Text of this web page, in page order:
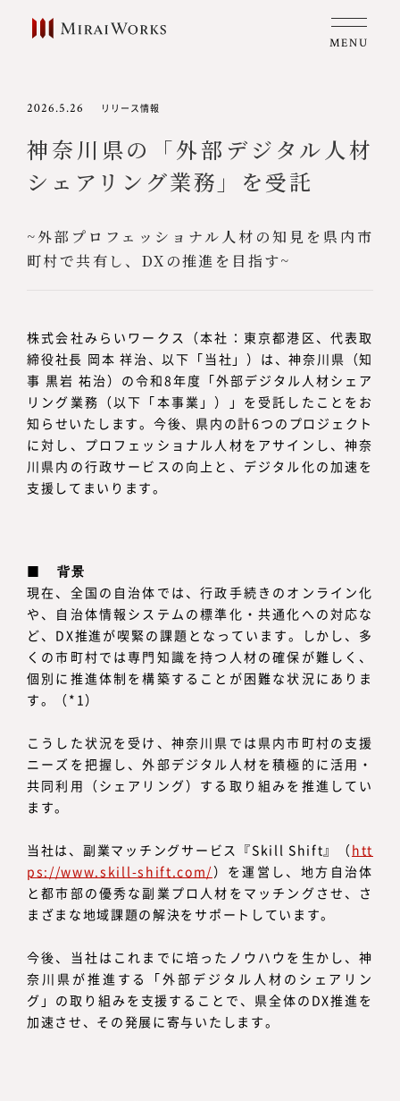
MENU
2026.5.26 リリース情報
神奈川県の「外部デジタル人材
シェアリング業務」を受託
~外部プロフェッショナル人材の知見を県内市
町村で共有し、DXの推進を目指す~
株式会社みらいワークス（本社：東京都港区、代表取
締役社長 岡本 祥治、以下「当社」）は、神奈川県（知
事 黒岩 祐治）の令和8年度「外部デジタル人材シェア
リング業務（以下「本事業」）」を受託したことをお
知らせいたします。今後、県内の計6つのプロジェクト
に対し、プロフェッショナル人材をアサインし、神奈
川県内の行政サービスの向上と、デジタル化の加速を
支援してまいります。
■背景
現在、全国の自治体では、行政手続きのオンライン化
や、自治体情報システムの標準化・共通化への対応な
ど、DX推進が喫緊の課題となっています。しかし、多
くの市町村では専門知識を持つ人材の確保が難しく、
個別に推進体制を構築することが困難な状況にありま
す。（*1）
こうした状況を受け、神奈川県では県内市町村の支援
ニーズを把握し、外部デジタル人材を積極的に活用・
共同利用（シェアリング）する取り組みを推進してい
ます。
当社は、副業マッチングサービス『Skill Shift』（htt
ps://www.skill-shift.com/）を運営し、地方自治体
と都市部の優秀な副業プロ人材をマッチングさせ、さ
まざまな地域課題の解決をサポートしています。
今後、当社はこれまでに培ったノウハウを生かし、神
奈川県が推進する「外部デジタル人材のシェアリン
グ」の取り組みを支援することで、県全体のDX推進を
加速させ、その発展に寄与いたします。